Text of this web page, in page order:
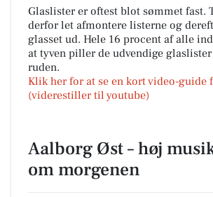
Glaslister er oftest blot sømmet fast.
derfor let afmontere listerne og
glasset ud. Hele 16 procent af alle
at tyven piller de udvendige
ruden.
Klik her for at se en kort video-guide
(viderestiller til youtube)
Aalborg Øst – høj
om morgenen